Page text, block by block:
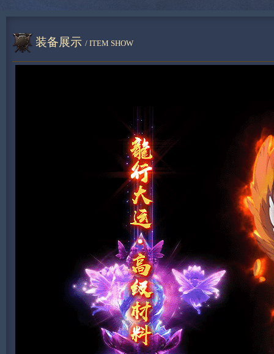
装备展示 / ITEM SHOW